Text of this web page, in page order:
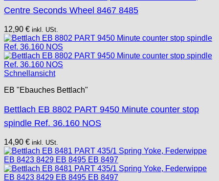
Centre Seconds Wheel 8467 8485
12,90 € inkl. USt.
Schnellansicht
EB "Ebauches Bettlach"
Bettlach EB 8802 PART 9450 Minute counter stop
spindle Ref. 36.160 NOS
14,90 € inkl. USt.